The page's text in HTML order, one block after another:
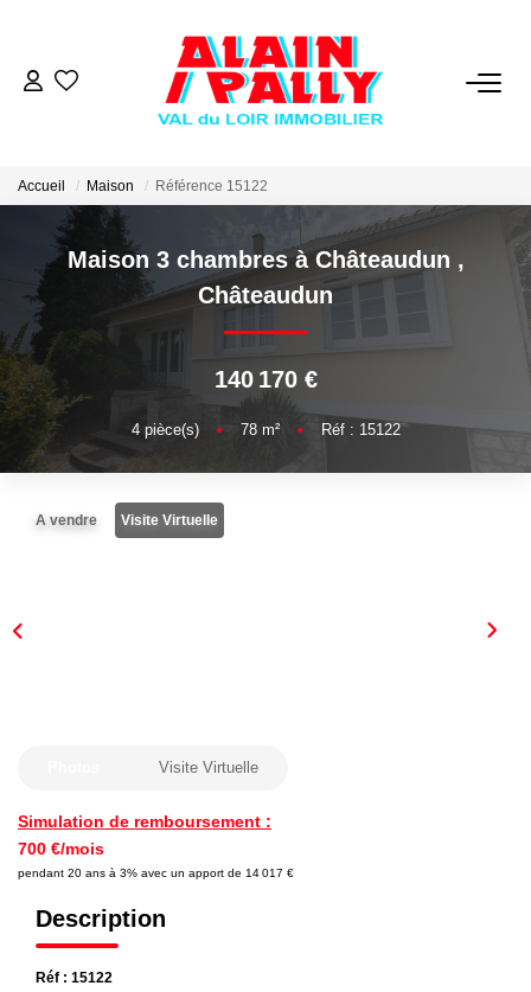
VENTE
LOCATION
GESTION
DERNIERES VENTES
NOS AGENCES
Notre Équipe
Nous Rejoindre
Accueil Maison Référence 15122
Maison 3 chambres à Châteaudun ,
Châteaudun
140 170 €
4pièce(s) • 78m² • Réf : 15122
A vendre Visite Virtuelle
Simulation de remboursement :
700 €/mois
pendant 20 ans à 3% avec un apport de 14 017 €
Visite Virtuelle
Description
Réf : 15122